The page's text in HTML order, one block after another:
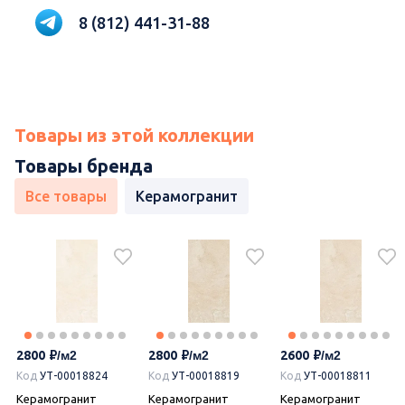
8 (812) 441-31-88
Товары из этой коллекции
Товары бренда
Все товары Керамогранит
2800
Код УТ-00018824
Керамогранит
2800
Код УТ-00018819
Керамогранит
2600
Код УТ-00018811
Керамогранит